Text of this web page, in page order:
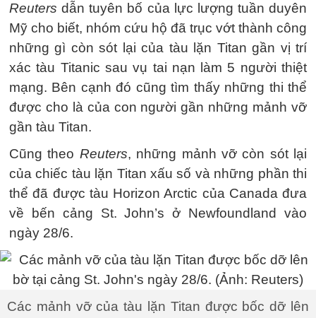
Reuters dẫn tuyên bố của lực lượng tuần duyên
Mỹ cho biết, nhóm cứu hộ đã trục vớt thành công
những gì còn sót lại của tàu lặn Titan gần vị trí
xác tàu Titanic sau vụ tai nạn làm 5 người thiệt
mạng. Bên cạnh đó cũng tìm thấy những thi thể
được cho là của con người gần những mảnh vỡ
gần tàu Titan.
Cũng theo Reuters, những mảnh vỡ còn sót lại
của chiếc tàu lặn Titan xấu số và những phần thi
thể đã được tàu Horizon Arctic của Canada đưa
về bến cảng St. John’s ở Newfoundland vào
ngày 28/6.
Các mảnh vỡ của tàu lặn Titan được bốc dỡ lên